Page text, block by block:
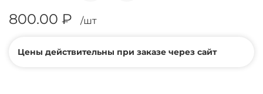
800.00 ₽ /шт
Цены действительны при заказе через сайт